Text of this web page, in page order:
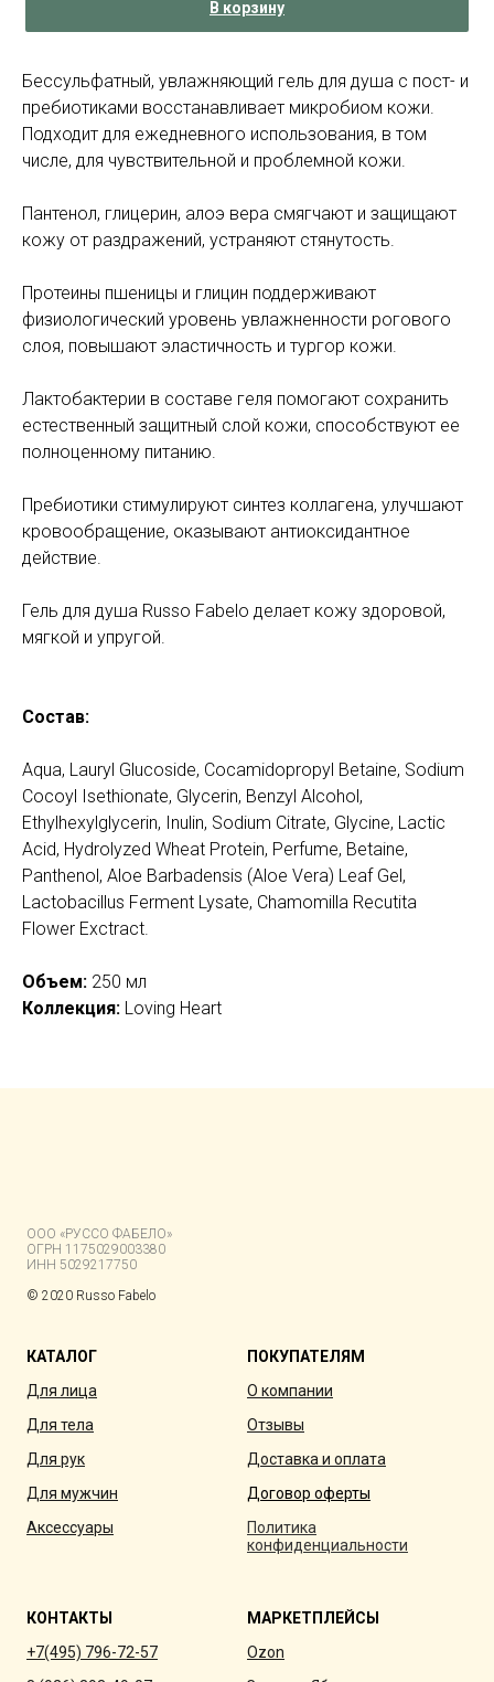
В корзину
Бессульфатный, увлажняющий гель для душа с пост- и
пребиотиками восстанавливает микробиом кожи.
Подходит для ежедневного использования, в том
числе, для чувствительной и проблемной кожи.
Пантенол, глицерин, алоэ вера смягчают и защищают
кожу от раздражений, устраняют стянутость.
Протеины пшеницы и глицин поддерживают
физиологический уровень увлажненности рогового
слоя, повышают эластичность и тургор кожи.
Лактобактерии в составе геля помогают сохранить
естественный защитный слой кожи, способствуют ее
полноценному питанию.
Пребиотики стимулируют синтез коллагена, улучшают
кровообращение, оказывают антиоксидантное
действие.
Гель для душа Russo Fabelo делает кожу здоровой,
мягкой и упругой.
Состав:
Aqua, Lauryl Glucoside, Cocamidopropyl Betaine, Sodium
Cocoyl Isethionate, Glycerin, Benzyl Alcohol,
Ethylhexylglycerin, Inulin, Sodium Сitrate, Glycine, Lactic
Acid, Hydrolyzed Wheat Protein, Perfume, Betaine,
Panthenol, Aloe Barbadensis (Aloe Vera) Leaf Gel,
Lactobacillus Ferment Lysate, Chamomilla Recutita
Flower Exctract.
Объем: 250 мл
Коллекция: Loving Heart
ООО «РУССО ФАБЕЛО»
ОГРН 1175029003380
ИНН 5029217750
© 2020 Russo Fabelo
КАТАЛОГ
Для лица
Для тела
Для рук
Для мужчин
Аксессуары
ПОКУПАТЕЛЯМ
О компании
Отзывы
Доставка и оплата
Договор оферты
Политика
конфиденциальности
КОНТАКТЫ
+7(495) 796-72-57
МАРКЕТПЛЕЙСЫ
Ozon